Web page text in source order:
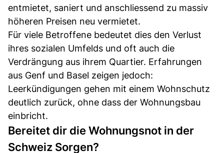
entmietet, saniert und anschliessend zu massiv
höheren Preisen neu vermietet.
Für viele Betroffene bedeutet dies den Verlust
ihres sozialen Umfelds und oft auch die
Verdrängung aus ihrem Quartier. Erfahrungen
aus Genf und Basel zeigen jedoch:
Leerkündigungen gehen mit einem Wohnschutz
deutlich zurück, ohne dass der Wohnungsbau
einbricht.
Bereitet dir die Wohnungsnot in der
Schweiz Sorgen?